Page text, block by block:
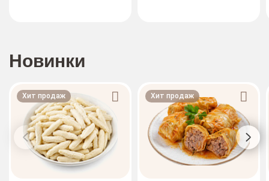
Новинки
Хит продаж Хит продаж